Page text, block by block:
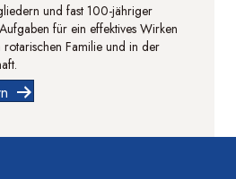
und fast 100-jähriger
für ein effektives Wirken
Familie und in der